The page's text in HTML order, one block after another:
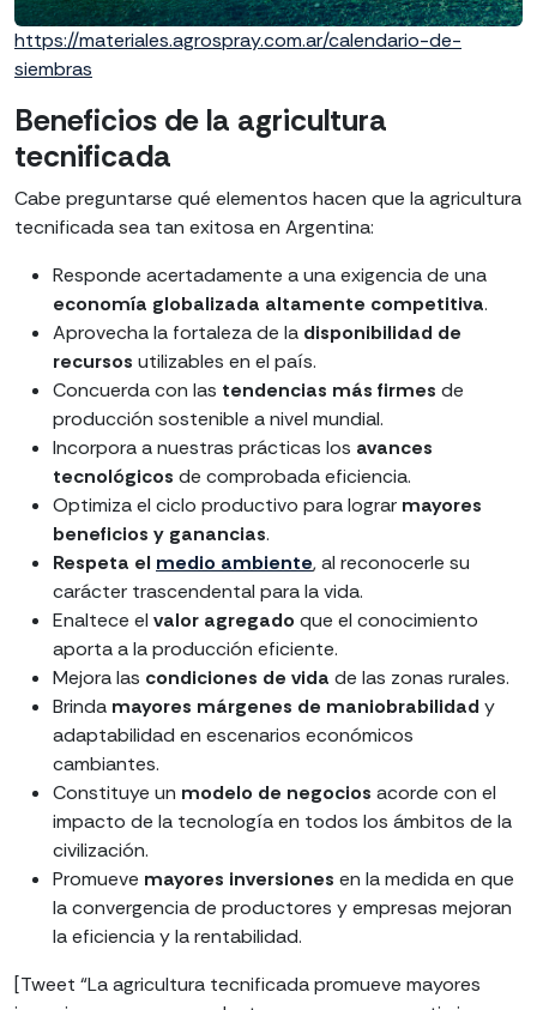
https://materiales.agrospray.com.ar/calendario-de-
siembras
Beneficios de la agricultura
tecnificada
Cabe preguntarse qué elementos hacen que la agricultura
tecnificada sea tan exitosa en Argentina:
Responde acertadamente a una exigencia de una
economía globalizada altamente competitiva.
Aprovecha la fortaleza de la disponibilidad de
recursos utilizables en el país.
Concuerda con las tendencias más firmes de
producción sostenible a nivel mundial.
Incorpora a nuestras prácticas los avances
tecnológicos de comprobada eficiencia.
Optimiza el ciclo productivo para lograr mayores
beneficios y ganancias.
Respeta el medio ambiente, al reconocerle su
carácter trascendental para la vida.
Enaltece el valor agregado que el conocimiento
aporta a la producción eficiente.
Mejora las condiciones de vida de las zonas rurales.
Brinda mayores márgenes de maniobrabilidad y
adaptabilidad en escenarios económicos
cambiantes.
Constituye un modelo de negocios acorde con el
impacto de la tecnología en todos los ámbitos de la
civilización.
Promueve mayores inversiones en la medida en que
la convergencia de productores y empresas mejoran
la eficiencia y la rentabilidad.
[Tweet “La agricultura tecnificada promueve mayores